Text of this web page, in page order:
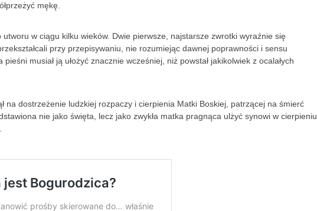
mękę.
utworu w ciągu kilku wieków. Dwie pierwsze, najstarsze zwrotki wyraźnie się
przy przepisywaniu, nie rozumiejąc dawnej poprawności i sensu
musiał ją ułożyć znacznie wcześniej, niż powstał jakikolwiek z ocalałych
na dostrzeżenie ludzkiej rozpaczy i cierpienia Matki Boskiej, patrzącej na śmierć
nie jako święta, lecz jako zwykła matka pragnąca ulżyć synowi w cierpieniu,